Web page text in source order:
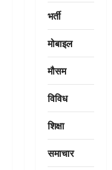
भर्ती
मोबाइल
मौसम
विविध
शिक्षा
समाचार